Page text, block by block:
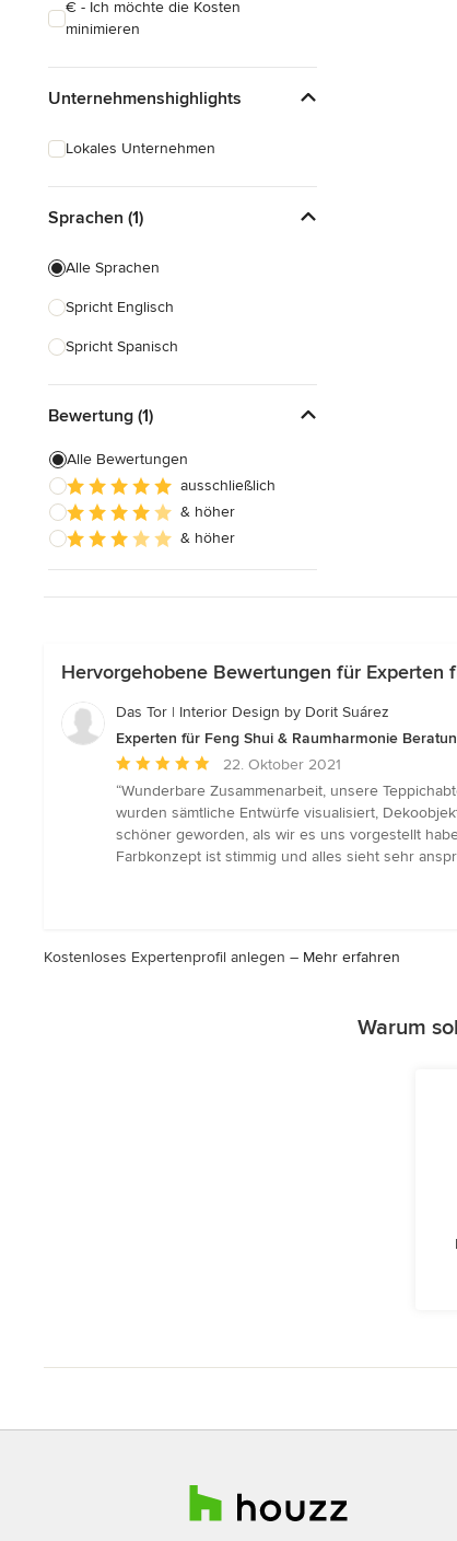
€ - Ich möchte die Kosten
minimieren
Unternehmenshighlights
Lokales Unternehmen
Sprachen (1)
Alle Sprachen
Spricht Englisch
Spricht Spanisch
Bewertung (1)
Alle Bewertungen
ausschließlich
& höher
& höher
Hervorgehobene Bewertungen für Experten
Das Tor | Interior Design by Dorit Suárez
Experten für Feng Shui & Raumharmonie
Durchschnittliche
Bewertung:
5
von
5
22. Oktober 2021
“Wunderbare Zusammenarbeit, unsere
wurden sämtliche Entwürfe visualisiert,
schöner geworden, als wir es uns vorgestellt
Farbkonzept ist stimmig und alles sieht sehr
Kostenloses Expertenprofil anlegen – Mehr erfahren
Warum